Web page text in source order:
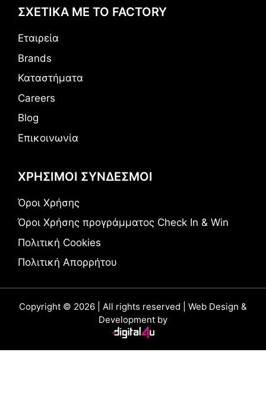
ΣΧΕΤΙΚΑ ΜΕ ΤΟ FACTORY
Εταιρεία
Brands
Καταστήματα
Careers
Blog
Επικοινωνία
ΧΡΗΣΙΜΟΙ ΣΥΝΔΕΣΜΟΙ
Όροι Χρήσης
Όροι Χρήσης προγράμματος Check In & Win
Πολιτική Cookies
Πολιτική Απορρήτου
Copyright © 2026 | All rights reserved | Web Design &
Development by